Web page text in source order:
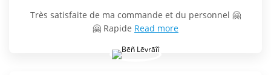
Très satisfaite de ma commande et du personnel 🤗
🤗 Rapide Read more